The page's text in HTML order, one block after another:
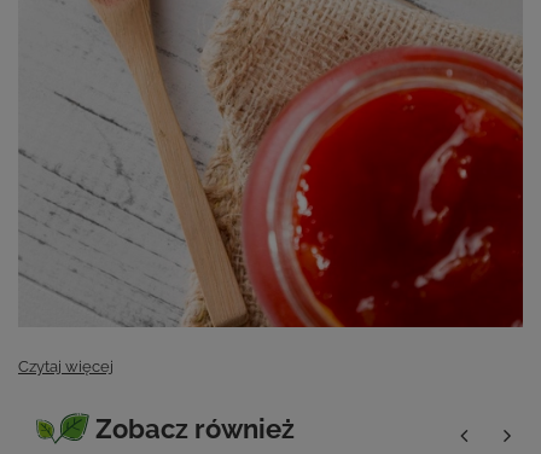
Czytaj więcej
Zobacz również